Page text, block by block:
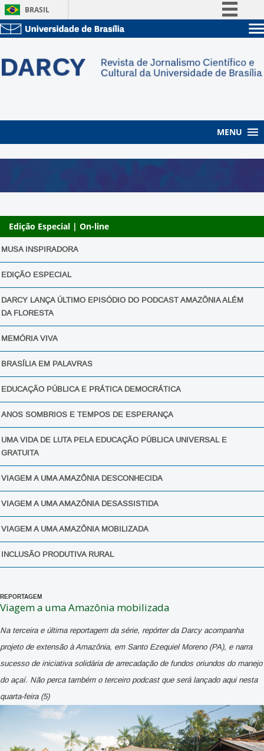
BRASIL
Participe
Canais
Unidades acadêmicas
Estude na UnB
Graduação
MENU
Edição Especial | On-line
MUSA INSPIRADORA
EDIÇÃO ESPECIAL
DARCY LANÇA ÚLTIMO EPISÓDIO DO PODCAST AMAZÔNIA ALÉM
DA FLORESTA
MEMÓRIA VIVA
BRASÍLIA EM PALAVRAS
EDUCAÇÃO PÚBLICA E PRÁTICA DEMOCRÁTICA
ANOS SOMBRIOS E TEMPOS DE ESPERANÇA
UMA VIDA DE LUTA PELA EDUCAÇÃO PÚBLICA UNIVERSAL E
GRATUITA
VIAGEM A UMA AMAZÔNIA DESCONHECIDA
VIAGEM A UMA AMAZÔNIA DESASSISTIDA
VIAGEM A UMA AMAZÔNIA MOBILIZADA
INCLUSÃO PRODUTIVA RURAL
REPORTAGEM
Viagem a uma Amazônia mobilizada
Na terceira e última reportagem da série, repórter da Darcy acompanha
projeto de extensão à Amazônia, em Santo Ezequiel Moreno (PA), e narra
sucesso de iniciativa solidária de arrecadação de fundos oriundos do manejo
do açaí. Não perca também o terceiro podcast que será lançado aqui nesta
quarta-feira (5)